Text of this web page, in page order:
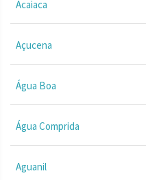
Acaiaca
Açucena
Água Boa
Água Comprida
Aguanil